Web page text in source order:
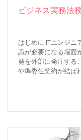
ビジネス実務法
はじめに ITエンジニ
識が必要になる場面
発を外部に発注する
や準委任契約が結ば